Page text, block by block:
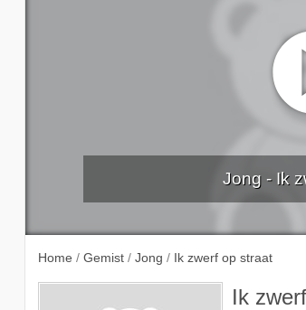
Jong - Ik
Home / Gemist / Jong / Ik zwerf op straat
Ik